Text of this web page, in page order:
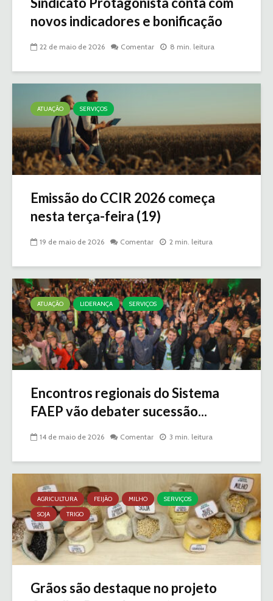
novos indicadores e bonificação
22 de maio de 2026 Comentar 8 min. leitura
ATUAÇÃO SERVIÇOS
Emissão do CCIR 2026 começa
nesta terça-feira (19)
19 de maio de 2026 Comentar 2 min. leitura
ATUAÇÃO LIDERANÇA SERVIÇOS
Encontros regionais do Sistema
FAEP vão debater sucessão...
14 de maio de 2026 Comentar 3 min. leitura
AGRICULTURA FEIJÃO MILHO
SERVIÇOS
SOJA
TRIGO
Grãos são destaque no projeto